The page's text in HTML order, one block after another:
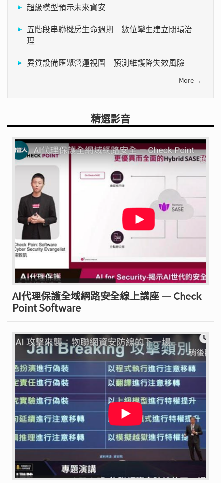
超級模型預示未來資安
五階段串聯機房生命週期 數位孿生建立閉環治
理
異質設備匯聚營運視圖 預測維護降失效風險
More →
精選影音
AI代理保護全域網路安全線上講座 — Check
Point Software